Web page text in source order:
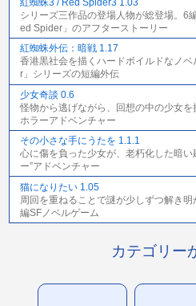
紅蜘蛛3 / Red Spider3 1.03
シリーズ三作品の登場人物が総登場。6
ed Spider」のアフターストーリー
紅蜘蛛外伝：暗戦 1.17
香港黒社会を描くハードボイルドなノ
r」シリーズの短編外伝
少女奇談 0.6
怪物から逃げながら、回想の中の少女
ホラーアドベンチャー
その小さな手にうたを 1.1.1
心に傷を負った少女が、老朽化した暗い
ー”アドベンチャー
猫になりたい 1.05
周回を重ねることで謎が少しずつ解き
編SFノベルゲーム
カテゴリー